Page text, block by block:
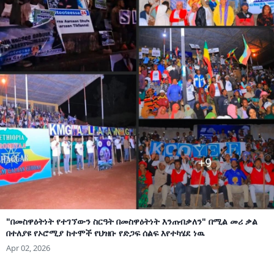
"በመስዋዕትነት የተገኘውን ስርዓት በመስዋዕትነት እንጠብቃለን" በሚል መሪ ቃል
በተለያዩ የኦሮሚያ ከተሞች የህዝቡ የድጋፍ ሰልፍ እየተካሄደ ነዉ
Apr 02, 2026